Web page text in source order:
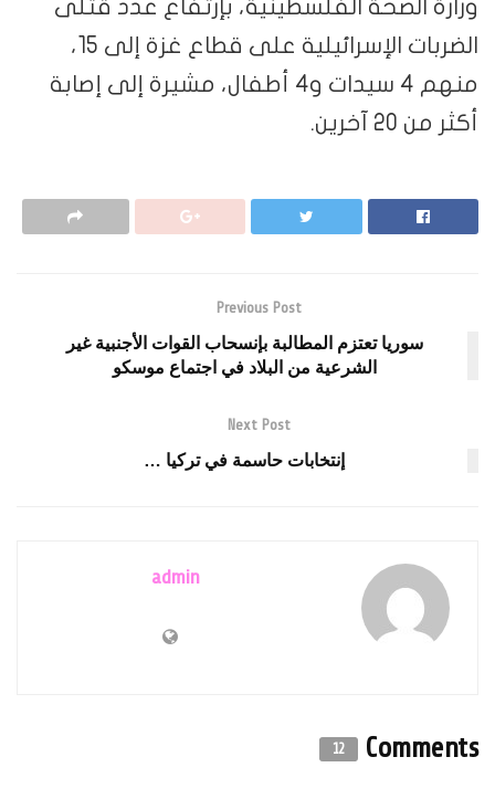
الفلسطينية، بإرتفاع عدد قتلى
الضربات الإسرائيلية على قطاع غزة إلى 15،
منهم 4 سيدات و4 أطفال، مشيرة إلى إصابة
Previous Post
تعتزم المطالبة بإنسحاب القوات الأجنبية غير
الشرعية من البلاد في اجتماع موسكو
إنتخابات حاسمة في تركيا …
12